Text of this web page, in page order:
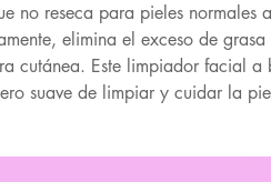
no reseca para pieles normales
elimina el exceso de
cutánea. Este limpiador facial a
suave de limpiar y cuidar la